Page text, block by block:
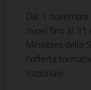
Dal 1
nuovi fino al 31
Ministero della
l’offerta
nazionale.